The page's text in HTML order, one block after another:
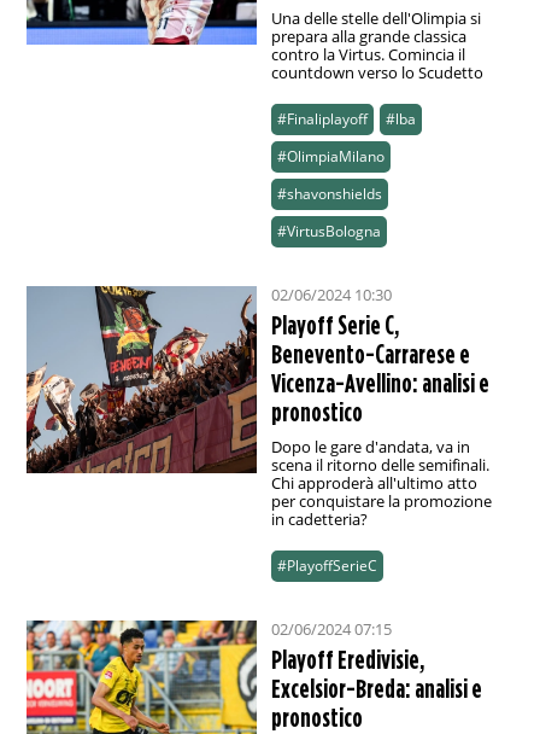
Una delle stelle dell'Olimpia si
prepara alla grande classica
contro la Virtus. Comincia il
countdown verso lo Scudetto
#Finaliplayoff
#lba
#OlimpiaMilano
#shavonshields
#VirtusBologna
02/06/2024 10:30
Playoff Serie C,
Benevento-Carrarese e
Vicenza-Avellino: analisi e
pronostico
Dopo le gare d'andata, va in
scena il ritorno delle semifinali.
Chi approderà all'ultimo atto
per conquistare la promozione
in cadetteria?
#PlayoffSerieC
02/06/2024 07:15
Playoff Eredivisie,
Excelsior-Breda: analisi e
pronostico